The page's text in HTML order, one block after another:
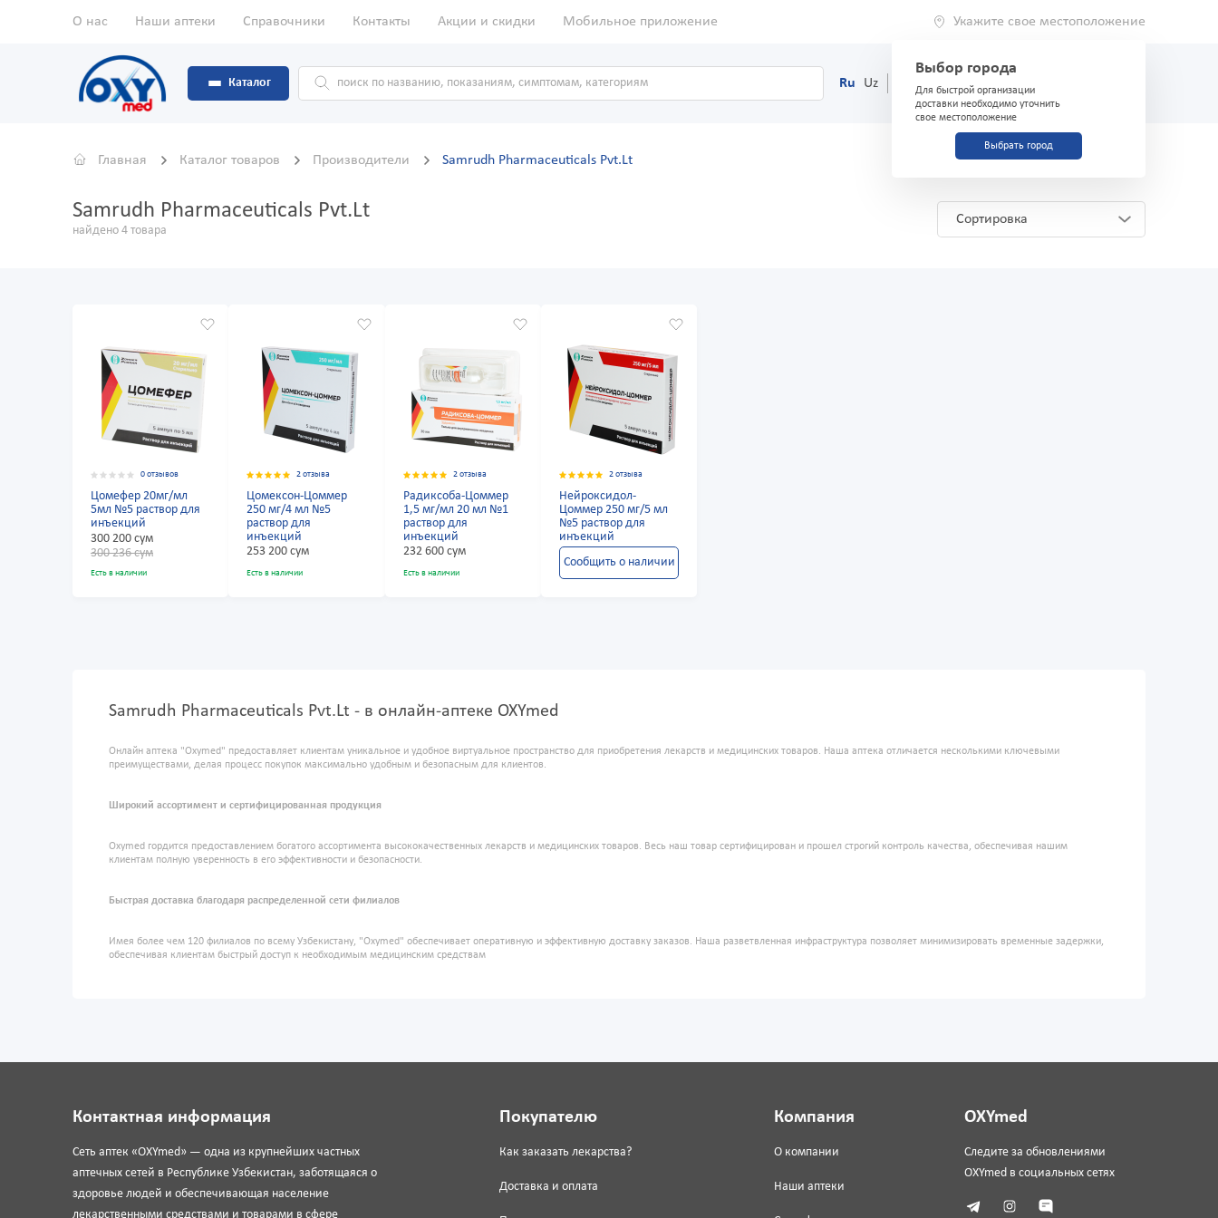
О нас Наши аптеки Справочники Контакты Акции и скидки Мобильное приложение Укажите свое местоположение
Выбор города
Для быстрой организации
доставки необходимо уточнить
свое местоположение
Выбрать город
Каталог Ru Uz (71) 200-03-03
Главная Каталог товаров Производители Samrudh Pharmaceuticals Pvt.Lt
Samrudh Pharmaceuticals Pvt.Lt
найдено 4 товара
Сортировка
0 отзывов
Цомефер 20мг/мл
5мл №5 раствор для
инъекций
300 200 сум
300 236 сум
Есть в наличии
2 отзыва
Цомексон-Цоммер
250 мг/4 мл №5
раствор для
инъекций
253 200 сум
Есть в наличии
2 отзыва
Радиксоба-Цоммер
1,5 мг/мл 20 мл №1
раствор для
инъекций
232 600 сум
Есть в наличии
2 отзыва
Нейроксидол-
Цоммер 250 мг/5 мл
№5 раствор для
инъекций
Сообщить о наличии
Samrudh Pharmaceuticals Pvt.Lt - в онлайн-аптеке OXYmed
Онлайн аптека "Oxymed" предоставляет клиентам уникальное и удобное виртуальное пространство для приобретения лекарств и медицинских товаров. Наша аптека отличается несколькими ключевыми
преимуществами, делая процесс покупок максимально удобным и безопасным для клиентов.
Широкий ассортимент и сертифицированная продукция
Oxymed гордится предоставлением богатого ассортимента высококачественных лекарств и медицинских товаров. Весь наш товар сертифицирован и прошел строгий контроль качества, обеспечивая нашим
клиентам полную уверенность в его эффективности и безопасности.
Быстрая доставка благодаря распределенной сети филиалов
Имея более чем 120 филиалов по всему Узбекистану, "Oxymed" обеспечивает оперативную и эффективную доставку заказов. Наша разветвленная инфраструктура позволяет минимизировать временные задержки,
обеспечивая клиентам быстрый доступ к необходимым медицинским средствам
Контактная информация
Сеть аптек «OXYmed» — одна из крупнейших частных
аптечных сетей в Республике Узбекистан, заботящаяся о
здоровье людей и обеспечивающая население
лекарственными средствами и товарами в сфере
Покупателю
Как заказать лекарства?
Доставка и оплата
Компания
О компании
Наши аптеки
OXYmed
Следите за обновлениями
OXYmed в социальных сетях